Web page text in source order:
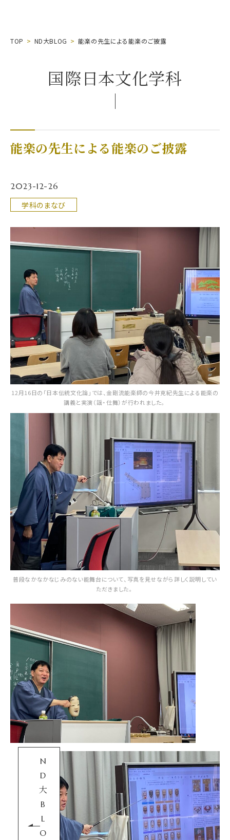
TOP ND大BLOG 能楽の先生による能楽のご披露
国際日本文化学科
能楽の先生による能楽のご披露
2023-12-26
学科のまなび
12月16日の「日本伝統文化論」では、金剛流能楽師の今井克紀先生による能楽の
講義と実演（謡・仕舞）が行われました。
普段なかなかなじみのない能舞台について、写真を見せながら詳しく説明してい
ただきました。
N
D
大
B
L
O